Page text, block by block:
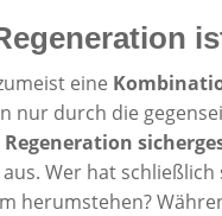
eine
nur durch die
Wer hat
herumstehen?